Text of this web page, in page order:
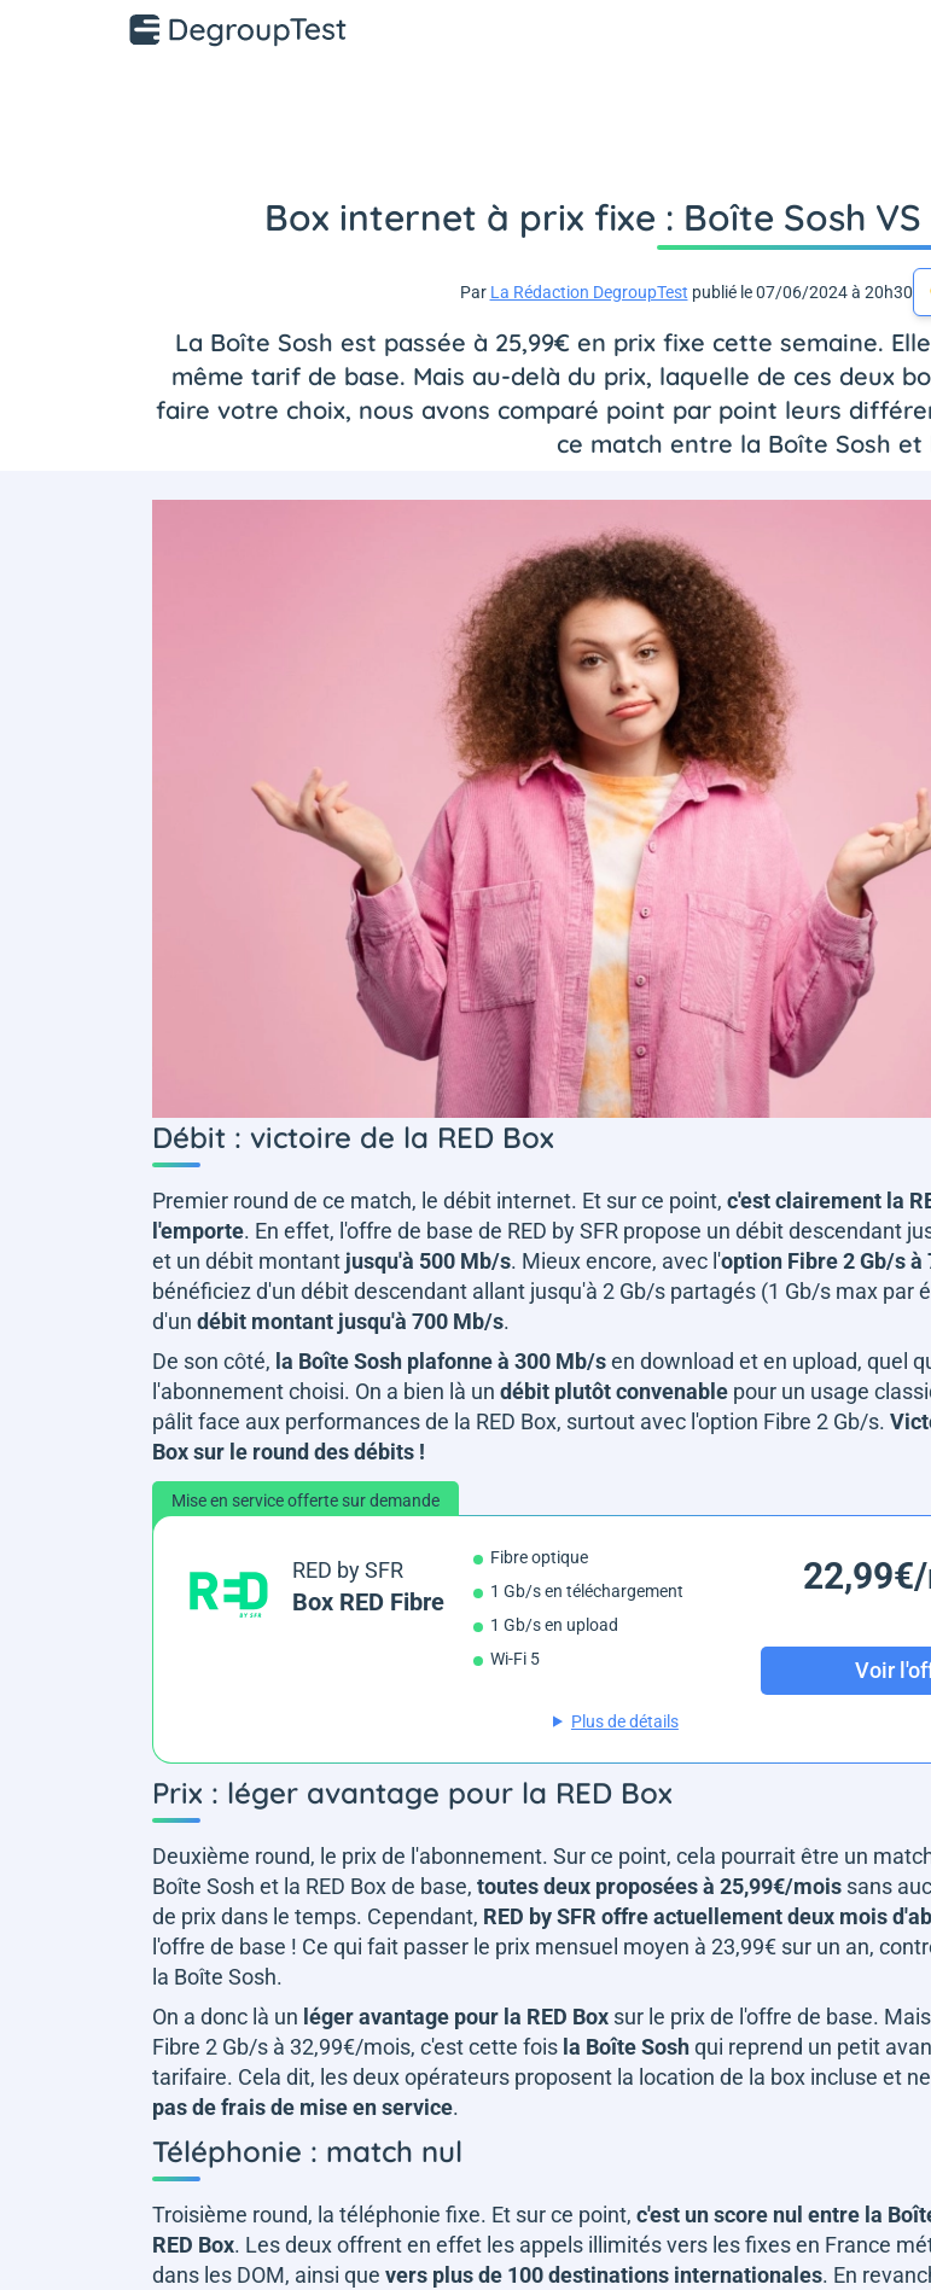
Box internet à prix fixe : Boîte Sosh
Par La Rédaction DegroupTest publié le 07/06/2024 à 20h30
La Boîte Sosh est passée à 25,99€ en prix fixe cette semaine.
même tarif de base. Mais au-delà du prix, laquelle de ces deux
faire votre choix, nous avons comparé point par point leurs
ce match entre la Boîte Sosh et
Débit : victoire de la RED Box
Premier round de ce match, le débit internet. Et sur ce point, c'est clairement la
l'emporte. En effet, l'offre de base de RED by SFR propose un débit descendant
et un débit montant jusqu'à 500 Mb/s. Mieux encore, avec l'option Fibre 2 Gb/s
bénéficiez d'un débit descendant allant jusqu'à 2 Gb/s partagés (1 Gb/s max par
d'un débit montant jusqu'à 700 Mb/s.
De son côté, la Boîte Sosh plafonne à 300 Mb/sen download et en upload, quel
l'abonnement choisi. On a bien là un débit plutôt convenable pour un usage
pâlit face aux performances de la RED Box, surtout avec l'option Fibre 2 Gb/s.
Box sur le round des débits !
Mise en service offerte sur demande
RED by SFR
Box RED Fibre
Fibre optique
1 Gb/s en téléchargement
1 Gb/s en upload
Wi-Fi 5
Voir
Plus de détails
Prix : léger avantage pour la RED Box
Deuxième round, le prix de l'abonnement. Sur ce point, cela pourrait être un
Boîte Sosh et la RED Box de base, toutes deux proposées à 25,99€/mois sans
de prix dans le temps. Cependant, RED by SFR offre actuellement deux mois
l'offre de base ! Ce qui fait passer le prix mensuel moyen à 23,99€ sur un an,
la Boîte Sosh.
On a donc là un léger avantage pour la RED Box sur le prix de l'offre de base.
Fibre 2 Gb/s à 32,99€/mois, c'est cette fois la Boîte Soshqui reprend un petit
tarifaire. Cela dit, les deux opérateurs proposent la location de la box incluse et
pas de frais de mise en service.
Téléphonie : match nul
Troisième round, la téléphonie fixe. Et sur ce point, c'est un score nul entre la
RED Box. Les deux offrent en effet les appels illimités vers les fixes en France
dans les DOM, ainsi que vers plus de 100 destinations internationales. En